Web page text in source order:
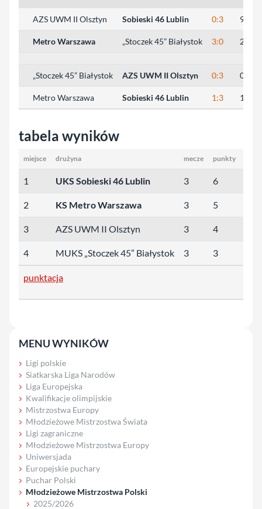
AZS UWM II Olsztyn Sobieski 46 Lublin 0:3 9:25,
Metro Warszawa „Stoczek 45” Białystok 3:0
„Stoczek 45” Białystok AZS UWM II Olsztyn 0:3 0:25,
Metro Warszawa Sobieski 46 Lublin 1:3
tabela wyników
miejsce drużyna mecze punkty
1 UKS Sobieski 46 Lublin 3 6
2 KS Metro Warszawa 3 5
3 AZS UWM II Olsztyn 3 4
4 MUKS „Stoczek 45” Białystok 3 3
punktacja
MENU WYNIKÓW
Ligi polskie
Siatkarska Liga Narodów
Liga Europejska
Kwalifikacje olimpijskie
Mistrzostwa Europy
Młodzieżowe Mistrzostwa Świata
Ligi zagraniczne
Młodzieżowe Mistrzostwa Europy
Uniwersjada
Europejskie puchary
Puchar Polski
Młodzieżowe Mistrzostwa Polski
2025/2026